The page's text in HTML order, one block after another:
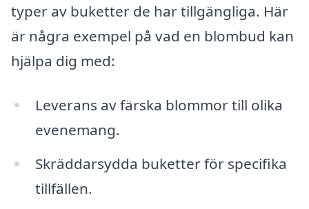
typer av buketter de har tillgängliga. Här
är några exempel på vad en blombud kan
hjälpa dig med:
Leverans av färska blommor till olika
evenemang.
Skräddarsydda buketter för specifika
tillfällen.